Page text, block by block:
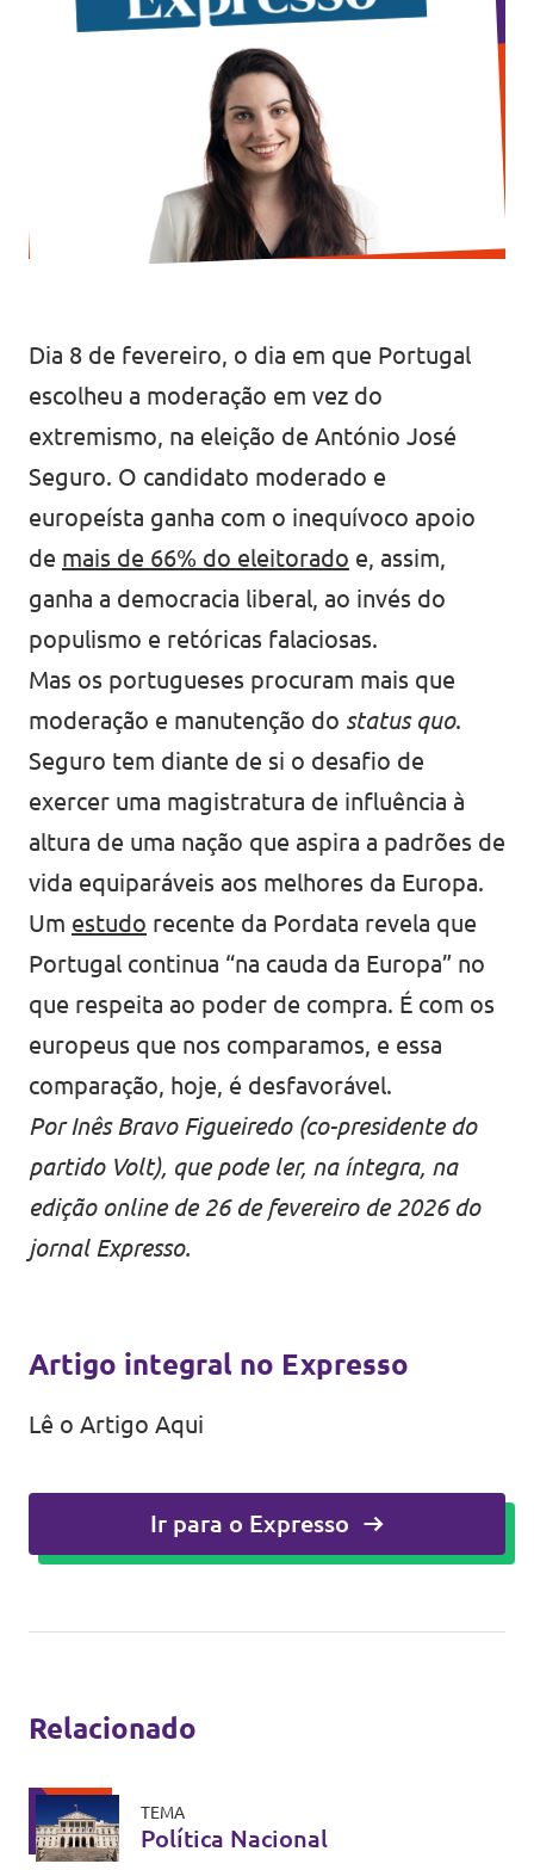
Depressão Kristin
Contactos
Dia 8 de fevereiro, o dia em que Portugal
escolheu a moderação em vez do
extremismo, na eleição de António José
Seguro. O candidato moderado e
europeísta ganha com o inequívoco apoio
de mais de 66% do eleitorado e, assim,
ganha a democracia liberal, ao invés do
populismo e retóricas falaciosas.
Mas os portugueses procuram mais que
moderação e manutenção do status quo.
Seguro tem diante de si o desafio de
exercer uma magistratura de influência à
altura de uma nação que aspira a padrões de
vida equiparáveis aos melhores da Europa.
Um estudo recente da Pordata revela que
Portugal continua “na cauda da Europa” no
que respeita ao poder de compra. É com os
europeus que nos comparamos, e essa
comparação, hoje, é desfavorável.
Por Inês Bravo Figueiredo (co-presidente do
partido Volt), que pode ler, na íntegra, na
edição online de 26 de fevereiro de 2026 do
jornal Expresso.
Artigo integral no Expresso
Lê o Artigo Aqui
Ir para o Expresso
Relacionado
TEMA
Política Nacional